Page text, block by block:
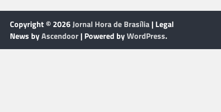
Copyright © 2026Jornal Hora de Brasília | Legal
News byAscendoor | Powered byWordPress.